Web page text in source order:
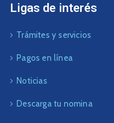
Ligas de interés
Trámites y servicios
Pagos en línea
Noticias
Descarga tu nomina